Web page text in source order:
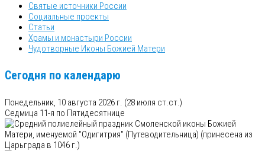
Святые источники России
Социальные проекты
Статьи
Храмы и монастыри России
Чудотворные Иконы Божией Матери
Сегодня по календарю
Понедельник, 10 августа 2026 г. (28 июля ст.ст.)
Седмица 11-я по Пятидесятнице
Смоленской иконы Божией
Матери, именуемой "Одигитрия" (Путеводительница) (принесена из
Царьграда в 1046 г.)